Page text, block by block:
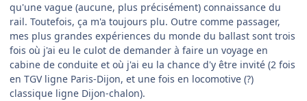
qu'une vague (aucune, plus précisément) connaissance du
rail. Toutefois, ça m'a toujours plu. Outre comme passager,
mes plus grandes expériences du monde du ballast sont trois
fois où j'ai eu le culot de demander à faire un voyage en
cabine de conduite et où j'ai eu la chance d'y être invité (2 fois
en TGV ligne Paris-Dijon, et une fois en locomotive (?)
classique ligne Dijon-chalon).